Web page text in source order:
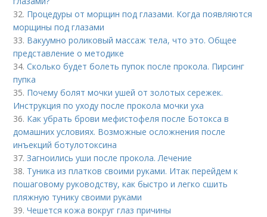
32. Процедуры от морщин под глазами. Когда появляются
морщины под глазами
33. Вакуумно роликовый массаж тела, что это. Общее
представление о методике
34.Сколько будет болеть пупок после прокола. Пирсинг
пупка
35. Почему болят мочки ушей от золотых сережек.
Инструкция по уходу после прокола мочки уха
36. Как убрать брови мефистофеля после Ботокса в
домашних условиях. Возможные осложнения после
инъекций ботулотоксина
37.Загноились уши после прокола. Лечение
38. Туника из платков своими руками. Итак перейдем к
пошаговому руководству, как быстро и легко сшить
пляжную тунику своими руками
39.Чешется кожа вокруг глаз причины